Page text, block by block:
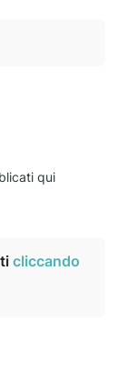
qui
cliccando